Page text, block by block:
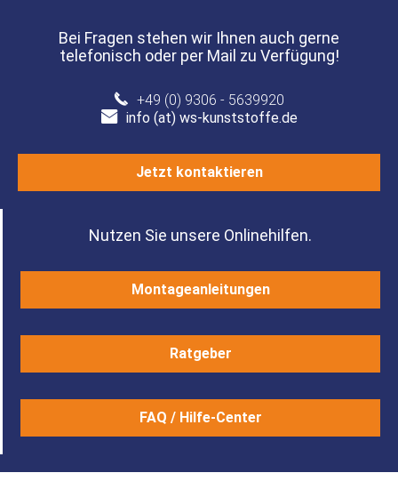
Bei Fragen stehen wir Ihnen auch gerne
telefonisch oder per Mail zu Verfügung!
+49 (0) 9306 - 5639920
info (at) ws-kunststoffe.de
Jetzt kontaktieren
Nutzen Sie unsere Onlinehilfen.
Montageanleitungen
Ratgeber
FAQ / Hilfe-Center